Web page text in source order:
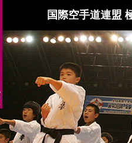
国際空手道連盟